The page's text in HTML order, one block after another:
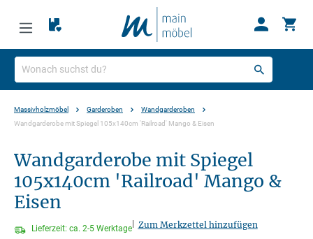
Massivholzmöbel Garderoben
Wandgarderoben
Wandgarderobe mit Spiegel 105x140cm 'Railroad' Mango & Eisen
Wandgarderobe mit Spiegel
105x140cm 'Railroad' Mango &
Eisen
Lieferzeit: ca. 2-5 Werktage Zum Merkzettel hinzufügen